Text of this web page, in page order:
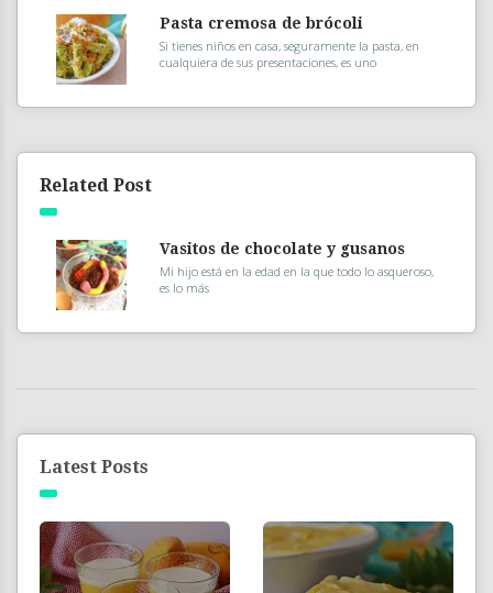
Pasta cremosa de brócoli
Si tienes niños en casa, seguramente la pasta, en
cualquiera de sus presentaciones, es uno
Related Post
Vasitos de chocolate y gusanos
Mi hijo está en la edad en la que todo lo asqueroso,
es lo más
Latest Posts